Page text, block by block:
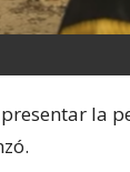
la